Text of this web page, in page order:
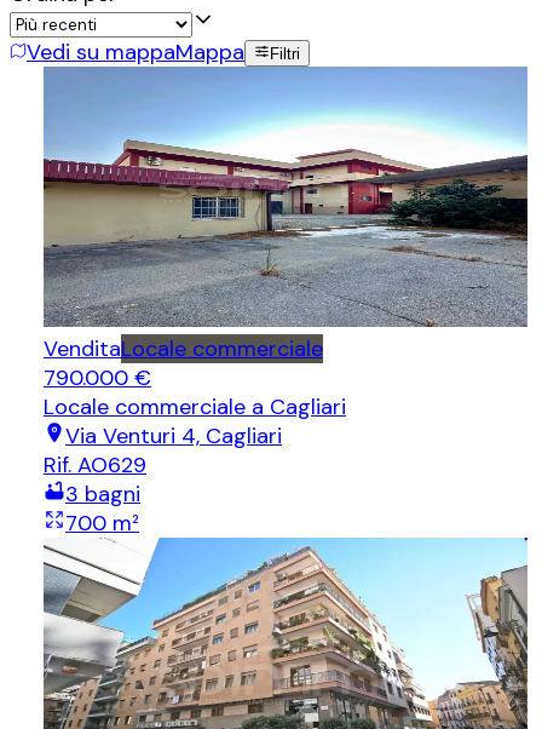
Vedi su mappaMappa Filtri
VenditaLocale commerciale
790.000 €
Locale commerciale a Cagliari
Via Venturi 4, Cagliari
Rif. AO629
3 bagni
700 m²